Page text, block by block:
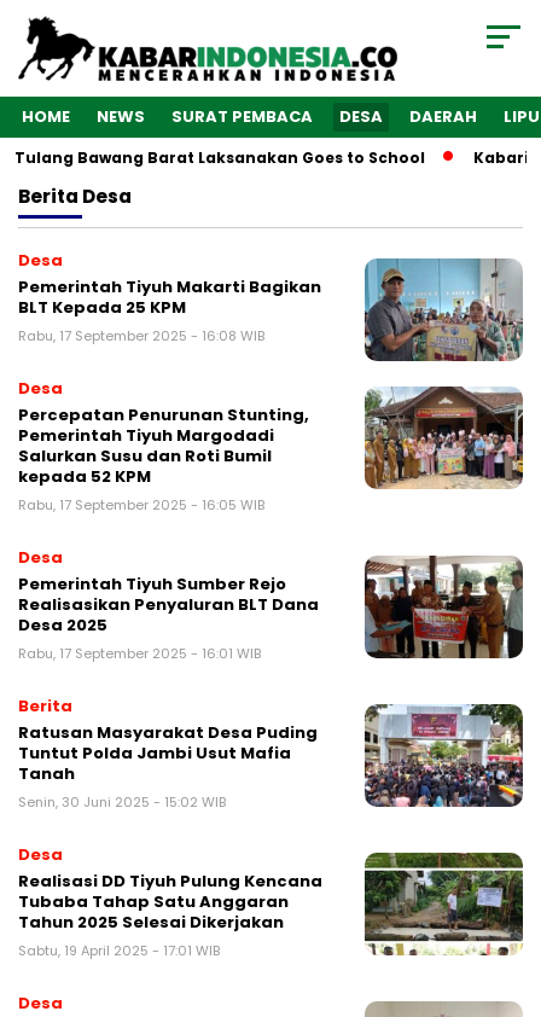
HOME NEWS SURAT PEMBACA DESA DAERAH
Bawang Barat Laksanakan Goes to School
Berita Desa
Desa
Pemerintah Tiyuh Makarti Bagikan
BLT Kepada 25 KPM
Rabu, 17 September 2025 - 16:08 WIB
Desa
Percepatan Penurunan Stunting,
Pemerintah Tiyuh Margodadi
Salurkan Susu dan Roti Bumil
kepada 52 KPM
Rabu, 17 September 2025 - 16:05 WIB
Desa
Pemerintah Tiyuh Sumber Rejo
Realisasikan Penyaluran BLT Dana
Desa 2025
Rabu, 17 September 2025 - 16:01 WIB
Berita
Ratusan Masyarakat Desa Puding
Tuntut Polda Jambi Usut Mafia
Tanah
Senin, 30 Juni 2025 - 15:02 WIB
Desa
Realisasi DD Tiyuh Pulung Kencana
Tubaba Tahap Satu Anggaran
Tahun 2025 Selesai Dikerjakan
Sabtu, 19 April 2025 - 17:01 WIB
Desa